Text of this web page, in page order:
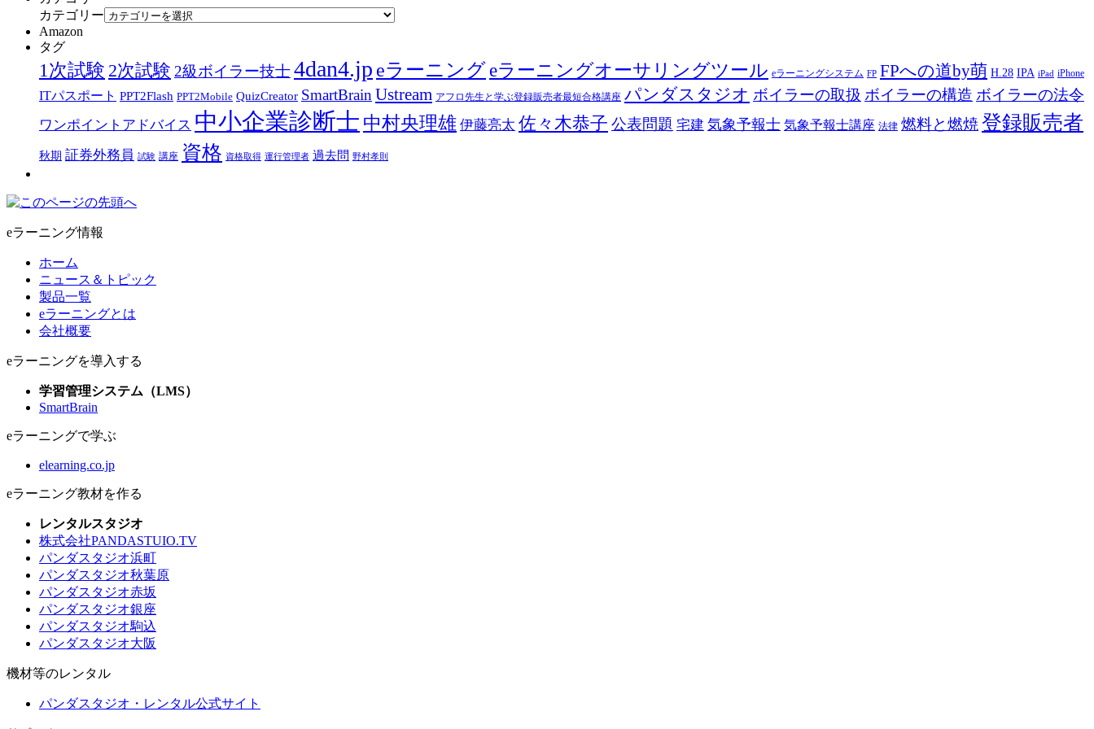
カテゴリー
Amazon
タグ
1次試験 2次試験 2級ボイラー技士4dan4.jp eラーニング eラーニングオーサリングツール eラーニングシステム FP FPへの道by萌 H.28 IPA iPad iPhone
ITパスポート PPT2Flash PPT2Mobile QuizCreator SmartBrain Ustream アフロ先生と学ぶ登録販売者最短合格講座 パンダスタジオ ボイラーの取扱 ボイラーの構造 ボイラーの法令
ワンポイントアドバイス 中小企業診断士 中村央理雄 伊藤亮太 佐々木恭子 公表問題 宅建 気象予報士 気象予報士講座 法律 燃料と燃焼 登録販売者
秋期 証券外務員 試験 講座 資格 資格取得 運行管理者 過去問 野村孝則
eラーニング情報
ホーム
ニュース＆トピック
製品一覧
eラーニングとは
会社概要
eラーニングを導入する
学習管理システム（LMS）
SmartBrain
eラーニングで学ぶ
elearning.co.jp
eラーニング教材を作る
レンタルスタジオ
株式会社PANDASTUIO.TV
パンダスタジオ浜町
パンダスタジオ秋葉原
パンダスタジオ赤坂
パンダスタジオ銀座
パンダスタジオ駒込
パンダスタジオ大阪
機材等のレンタル
パンダスタジオ・レンタル公式サイト